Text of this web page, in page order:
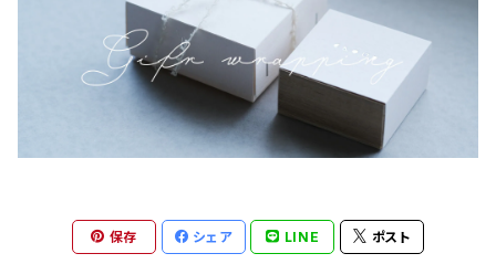
保存 シェア LINE ポスト